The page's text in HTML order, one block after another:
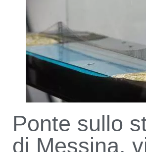
Ponte sullo
di Messina,